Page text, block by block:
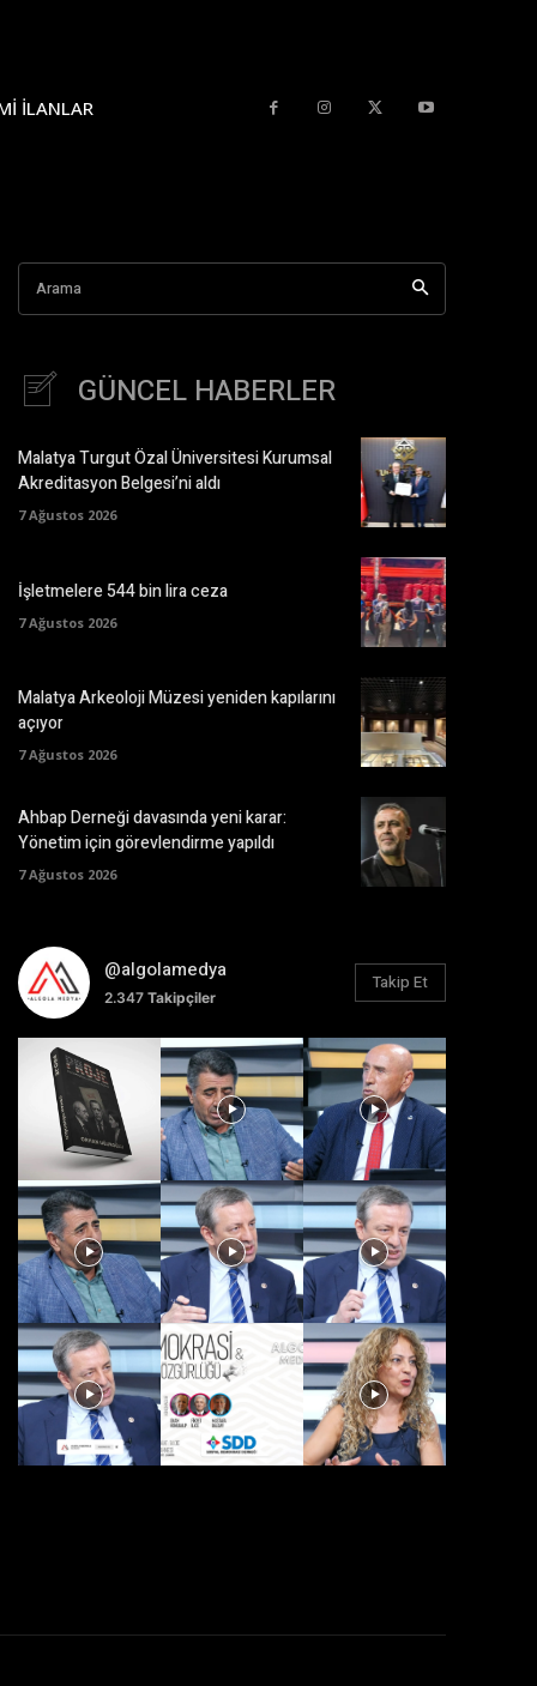
İLANLAR
Arama
GÜNCEL HABERLER
Malatya Turgut Özal Üniversitesi Kurumsal
Akreditasyon Belgesi’ni aldı
7 Ağustos 2026
İşletmelere 544 bin lira ceza
7 Ağustos 2026
Malatya Arkeoloji Müzesi yeniden kapılarını
açıyor
7 Ağustos 2026
Ahbap Derneği davasında yeni karar:
Yönetim için görevlendirme yapıldı
7 Ağustos 2026
@algolamedya
2.347Takipçiler
Takip Et